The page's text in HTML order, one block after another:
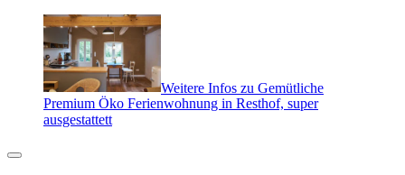
Weitere Infos zu Gemütliche
Premium Öko Ferienwohnung in Resthof, super
ausgestattett